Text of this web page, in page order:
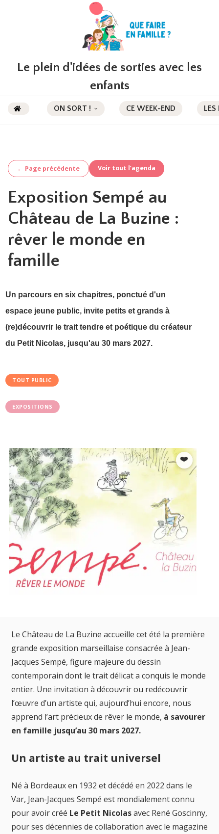
Le plein d'idées de sorties avec les
enfants
ON SORT ! CE WEEK-END LES
← Page précédente Voir tout l’agenda
Exposition Sempé au
Château de La Buzine :
rêver le monde en
famille
Un parcours en six chapitres, ponctué d'un
espace jeune public, invite petits et grands à
(re)découvrir le trait tendre et poétique du créateur
du Petit Nicolas, jusqu'au 30 mars 2027.
TOUT PUBLIC
EXPOSITIONS
Le Château de La Buzine accueille cet été la première
grande exposition marseillaise consacrée à Jean-
Jacques Sempé, figure majeure du dessin
contemporain dont le trait délicat a conquis le monde
entier. Une invitation à découvrir ou redécouvrir
l’œuvre d’un artiste qui, aujourd’hui encore, nous
apprend l’art précieux de rêver le monde, à savourer
en famille jusqu’au 30 mars 2027.
Un artiste au trait universel
Né à Bordeaux en 1932 et décédé en 2022 dans le
Var, Jean-Jacques Sempé est mondialement connu
pour avoir créé Le Petit Nicolasavec René Goscinny,
pour ses décennies de collaboration avec le magazine